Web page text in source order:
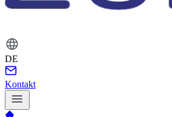
DE
Kontakt